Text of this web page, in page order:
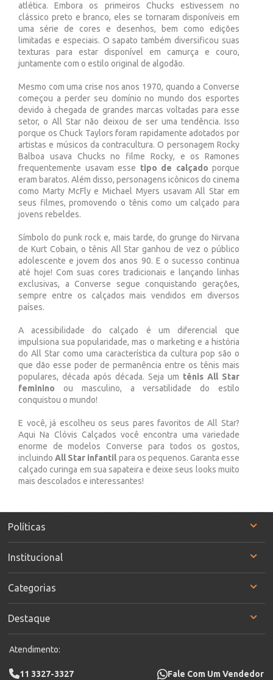
atlética. Embora os primeiros Chucks estivessem no
clássico preto e branco, eles se tornaram disponíveis em
uma série de cores e desenhos, bem como edições
limitadas e especiais. O sapato também diversificou suas
texturas para estar disponível em camurça e couro,
juntamente com o estilo original de algodão.
Mesmo com uma crise nos anos 1970, quando a Converse
começou a perder seu domínio no mundo dos esportes
devido à chegada de grandes marcas voltadas para esse
setor, o All Star não deixou de ser uma tendência. Isso
porque os Chuck Taylors foram rapidamente adotados por
artistas e músicos da contracultura. O personagem Rocky
Balboa usava Chucks no filme Rocky, e os Ramones
frequentemente usavam esse tipo de calçado porque
eram baratos. Além disso, personagens icônicos do cinema
como Marty McFly e Michael Myers usavam All Star em
seus filmes, promovendo o tênis como um calçado para
jovens rebeldes.
Símbolo do punk rock e, mais tarde, do grunge do Nirvana
de Kurt Cobain, o tênis All Star ganhou de vez o público
adolescente e jovem dos anos 90. E o sucesso continua
até hoje! Com suas cores tradicionais e lançando linhas
exclusivas, a Converse segue conquistando gerações,
sempre entre os calçados mais vendidos em diversos
países.
A acessibilidade do calçado é um diferencial que
impulsiona sua popularidade, mas o marketing e a história
do All Star como uma característica da cultura pop são o
que dão esse poder de permanência entre os tênis mais
populares, década após década. Seja um tênis All Star
feminino ou masculino, a versatilidade do estilo
conquistou o mundo!
E você, já escolheu os seus pares favoritos de All Star?
Aqui Na Clóvis Calçados você encontra uma variedade
enorme de modelos Converse para todos os gostos,
incluindoAll Star infantil para os pequenos. Garanta esse
calçado curinga em sua sapateira e deixe seus looks muito
mais descolados e interessantes!
Políticas
Institucional
Categorias
Destaque
Atendimento:
11 3327-3327 Fale Com Um Vendedor